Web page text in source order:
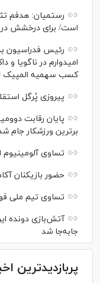
رستمیان: هدفم
است/ برای درخشش در
رئیس فدراسیون
امیدوارم در ناگویا
کسب سهمیه
پیروزی پُرگل
پایان رقابت
برترین ورزشکار جام
تساوی
حضور بازیکنان
تساوی تیم ملی
جابه‌جا شد
پربازدیدترین